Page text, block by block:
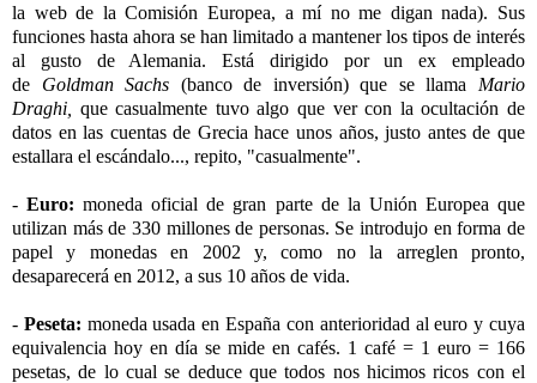
la web de la Comisión Europea, a mí no me digan nada). Sus
funciones hasta ahora se han limitado a mantener los tipos de interés
al gusto de Alemania. Está dirigido por un ex empleado
de Goldman Sachs (banco de inversión) que se llama Mario
Draghi,
que casualmente tuvo algo que ver con la ocultación de
datos en las cuentas de Grecia hace unos años, justo antes de que
estallara el escándalo..., repito, "casualmente".
-Euro: moneda oficial de gran parte de la Unión Europea que
utilizan más de 330 millones de personas. Se introdujo en forma de
papel y monedas en 2002 y, como no la arreglen pronto,
desaparecerá en 2012, a sus 10 años de vida.
- Peseta: moneda usada en España con anterioridad al euro y cuya
equivalencia hoy en día se mide en cafés. 1 café = 1 euro = 166
pesetas, de lo cual se deduce que todos nos hicimos ricos con el